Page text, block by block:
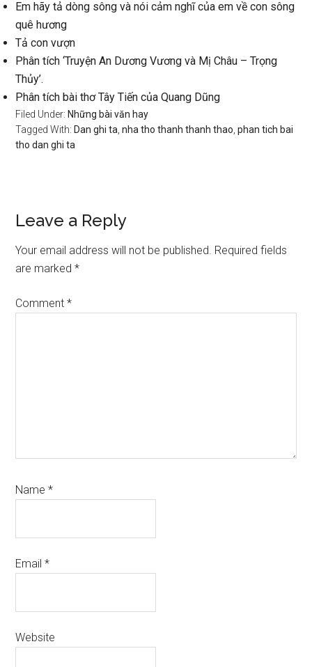
Em hãy tả dòng sông và nói cảm nghĩ của em về con sông
quê hương
Tả con vượn
Phân tích ‘Truyện An Dương Vương và Mị Châu – Trọng
Thủy’.
Phân tích bài thơ Tây Tiến của Quang Dũng
Filed Under: Những bài văn hay
Tagged With: Dan ghi ta ,nha tho thanh thanh thao ,phan tich bai
tho dan ghi ta
Reader
Interactions
Leave a Reply
Your email address will not be published. Required fields
are marked*
Comment*
Name*
Email*
Website